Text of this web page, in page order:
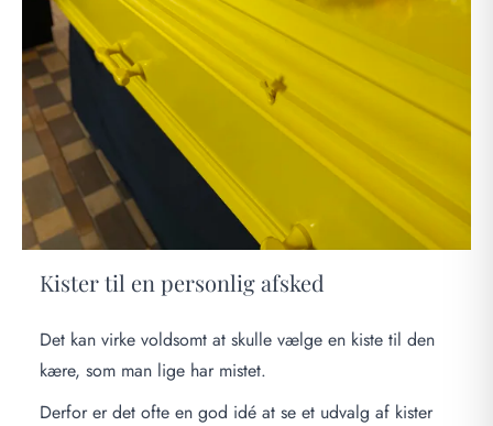
Kister til en personlig afsked
Det kan virke voldsomt at skulle vælge en kiste til den
kære, som man lige har mistet.
Derfor er det ofte en god idé at se et udvalg af kister